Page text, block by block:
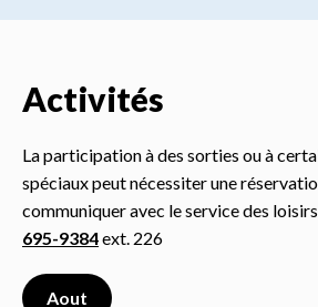
Activités
La participation à des sorties ou à
spéciaux peut nécessiter une
communiquer avec le service des
695-9384ext. 226
Aout